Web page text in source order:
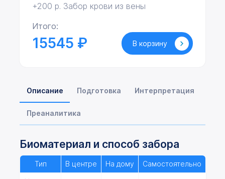
Описание Подготовка Интерпретация
Преаналитика
Биоматериал и способ забора
Тип В центре На дому Самостоятельно
+200 р. Забор крови из вены
Итого:
15545 ₽ В корзину